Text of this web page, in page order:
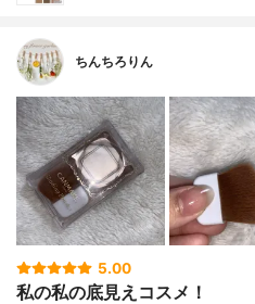
ちんちろりん
5.00
私の私の底見えコスメ！